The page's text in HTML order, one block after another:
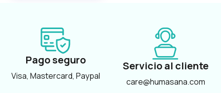
Pago seguro
Visa, Mastercard, Paypal
Servicio al cliente
care@humasana.com